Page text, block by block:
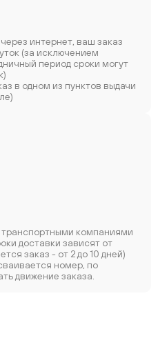
интернет, ваш заказ
(за исключением
период сроки могут
в одном из пунктов выдачи
компаниями
доставки зависят от
заказ - от 2 до 10 дней)
номер, по
движение заказа.